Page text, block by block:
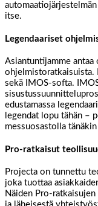
itse.
Legendaariset
Asiantuntijamme antaa
ohjelmistoratkaisuista.
sekä IMOS-softa.
edustamassa
legendat lopu tähän –
messuosastolla
Pro-ratkaisut
Projecta on tunnettu
joka tuottaa
Näiden Pro-